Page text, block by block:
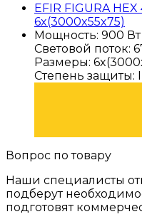
EFIR FIGURA
6x(3000x55x75)
Мощность: 900 Вт
Световой поток:
Размеры:
Степень защиты:
Вопрос по товару
Наши специалисты
подберут
подготовят